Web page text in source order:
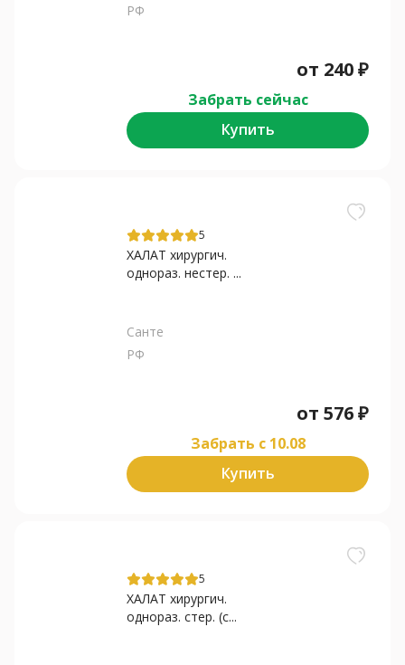
РФ
от 240₽
Забрать сейчас
Купить
5
ХАЛАТ хирургич.
однораз. нестер. ...
Санте
РФ
от 576₽
Забрать c 10.08
Купить
5
ХАЛАТ хирургич.
однораз. стер. (с...